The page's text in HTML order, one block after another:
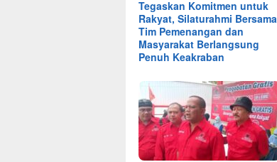
Tegaskan Komitmen untuk
Rakyat, Silaturahmi Bersama
Tim Pemenangan dan
Masyarakat Berlangsung
Penuh Keakraban